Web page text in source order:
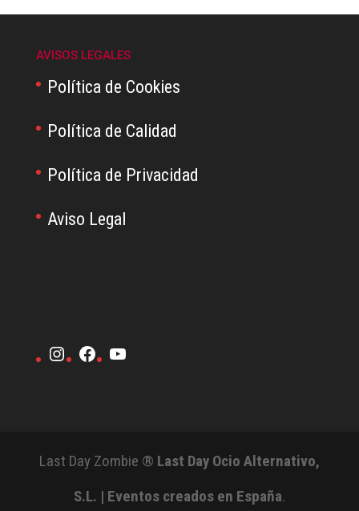
AVISOS LEGALES
Política de Cookies
Política de Calidad
Política de Privacidad
Aviso Legal
Instagram
Facebook
YouTube
Last Day Zombie ® Last Day Ocio Alternativo,
S.L. | Eventos creados en España.